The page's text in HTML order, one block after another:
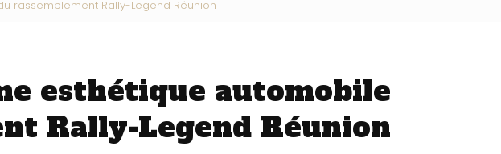
rassemblement Rally-Legend Réunion
esthétique automobile
Rally-Legend Réunion